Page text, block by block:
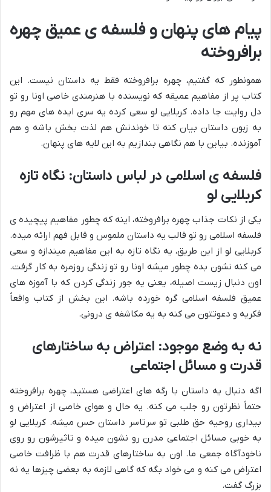
پیام های پنهان و فلسفه ی عمیق چهره
برافروخته
همونطور که گفتیم، چهره برافروخته فقط یه داستان نیست. این
کتاب پر از مفاهیم عمیقه که نویسنده با هنرمندی خاصی اونا رو تو
دل روایت جا داده. کربلایی لو سعی کرده یه سری ایده های مهم رو
به زبون داستان بیان کنه تا خوندنش هم لذت بخش باشه و هم
آموزنده. بیاین با هم نگاهی بندازیم به این لایه های پنهان.
فلسفه ی اسلامی در لباس داستان: نگاه تازه
کربلایی لو
یکی از نکات جذاب چهره برافروخته، اینه که چطور مفاهیم پیچیده ی
فلسفه اسلامی رو تو قالب یه داستان ملموس و قابل فهم ارائه میده.
کربلایی لو از این طریق، یه نگاه تازه به این مفاهیم میندازه و سعی
می کنه نشون بده چطور میشه اونا رو تو زندگی روزمره به کار گرفت.
اون دنبال زیست اصیله، یعنی یه جور زندگی کردن که با آموزه های
عمیق فلسفه اسلامی گره خورده باشه. این بخش از کتاب واقعاً
فکریه و دعوتتون می کنه به یه مکاشفه ی درونی.
نه به وضع موجود: اعتراض به ساختارهای
قدرت و مسائل اجتماعی
اگه دنبال یه داستان با رگه های اعتراضی هستید، چهره برافروخته
حتماً نظرتون رو جلب می کنه. یه حال و هوای خاصی از اعتراض و
بیداری روحیه حق طلبی تو سرتاسر داستان حس میشه. کربلایی لو
به خوبی مسائل اجتماعی مدرن رو نشون میده و تاثیرشون رو روی
ناخودآگاه جمعی ما. اون به ساختارهای قدرت هم با ظرافت خاصی
اعتراض می کنه و می خواد بگه که گاهی لازمه به بعضی چیزها یه نه
بزرگ گفت.